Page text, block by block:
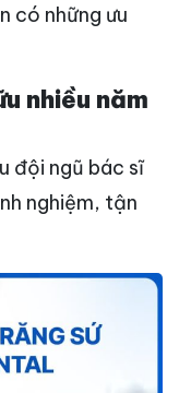
có những ưu
nhiều năm
đội ngũ bác sĩ
nghiệm, tận